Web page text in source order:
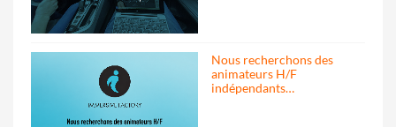
Nous recherchons des
animateurs H/F
indépendants…